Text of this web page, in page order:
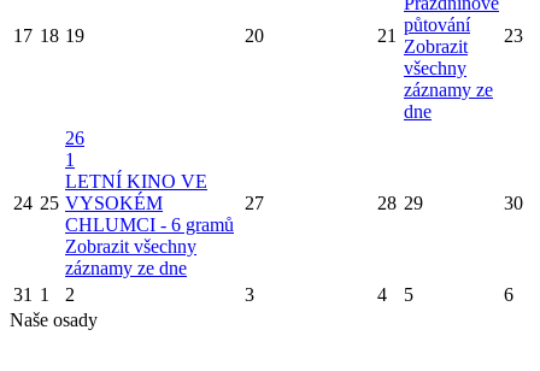
17 18 19 20 21
půtování
Zobrazit
všechny
záznamy ze
dne
23
24 25
26
1
LETNÍ KINO VE
VYSOKÉM
CHLUMCI - 6 gramů
Zobrazit všechny
záznamy ze dne
27 28 29 30
31 1 2 3 4 5
6
Naše osady